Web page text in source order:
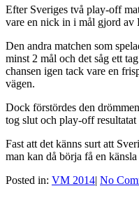
Efter Sveriges två play-off
vare en nick in i mål gjord av
Den andra matchen som
minst 2 mål och det såg ett
chansen igen tack vare en
vägen.
Dock förstördes den
tog slut och play-off
Fast att det känns surt att
man kan då börja få en
Posted in: VM 2014| No